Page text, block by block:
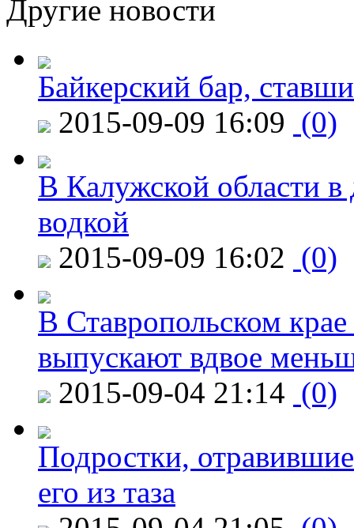
Другие новости
Байкерский бар,
2015-09-09 16:09 (0)
В Калужской области в
водкой
2015-09-09 16:02 (0)
В Ставропольском
выпускают вдвое
2015-09-04 21:14 (0)
Подростки,
его из таза